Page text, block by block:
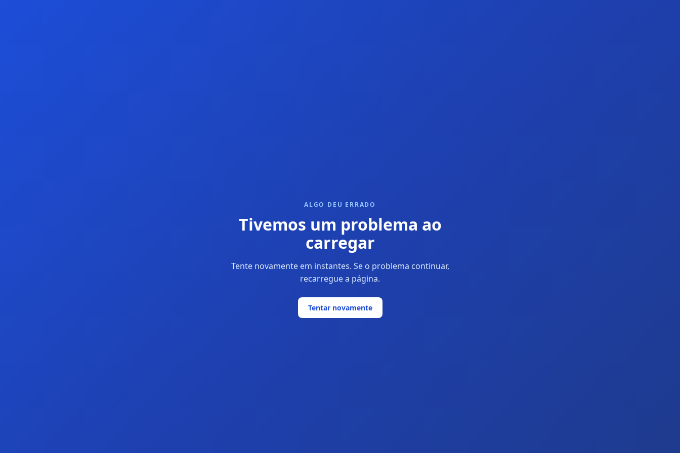
ALGO DEU ERRADO
Tivemos um problema ao
carregar
Tente novamente em instantes. Se o problema continuar,
recarregue a página.
Tentar novamente